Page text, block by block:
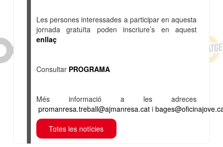
Les persones interessades a participar en aquesta
jornada gratuïta poden inscriure’s en aquest
enllaç
Consultar PROGRAMA
Més informació a les adreces
promanresa.treball@ajmanresa.cati
Totes les notícies